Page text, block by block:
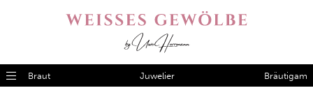
Braut Juwelier Bräutigam